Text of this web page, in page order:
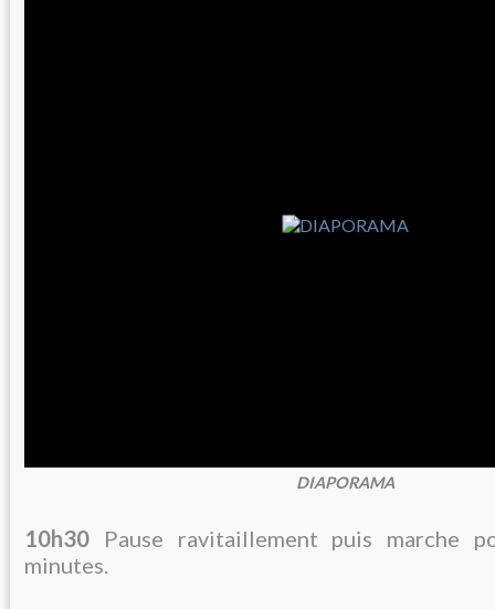
DIAPORAMA
10h30 Pause ravitaillement puis marche
minutes.